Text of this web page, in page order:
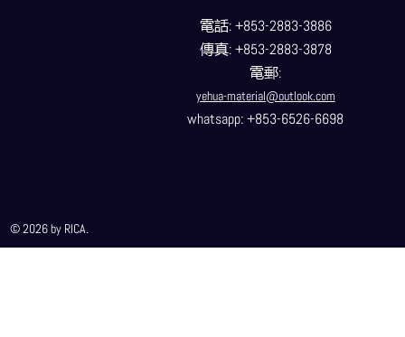
電話: +853-2883-3886
傳真: +853-2883-3878
電郵:
yehua-material@outlook.com
whatsapp: +853-6526-6698
© 2026 by RICA.